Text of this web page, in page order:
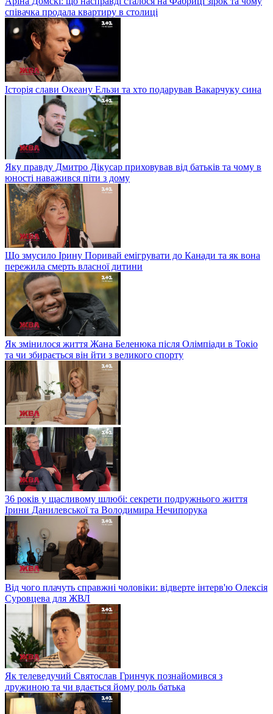
співачка продала квартиру в столиці
Історія слави Океану Ельзи та хто подарував Вакарчуку сина
Яку правду Дмитро Дікусар приховував від батьків та чому в
юності наважився піти з дому
Що змусило Ірину Поривай емігрувати до Канади та як вона
пережила смерть власної дитини
Як змінилося життя Жана Беленюка після Олімпіади в Токіо
та чи збирається він йти з великого спорту
36 років у щасливому шлюбі: секрети подружнього життя
Ірини Данилевської та Володимира Нечипорука
Від чого плачуть справжні чоловіки: відверте інтерв'ю Олексія
Суровцева для ЖВЛ
Як телеведучий Святослав Гринчук познайомився з
дружиною та чи вдається йому роль батька